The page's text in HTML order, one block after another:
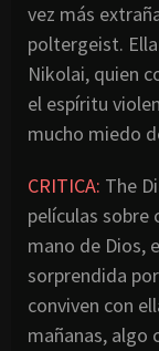
vez más
poltergeist.
Nikolai, quien
el espíritu
mucho miedo
CRITICA: The
películas sobre
mano de Dios,
sorprendida
conviven con
mañanas, algo